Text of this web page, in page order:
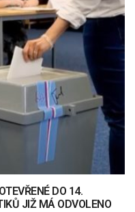
DO 14.
JIŽ MÁ ODVOLENO